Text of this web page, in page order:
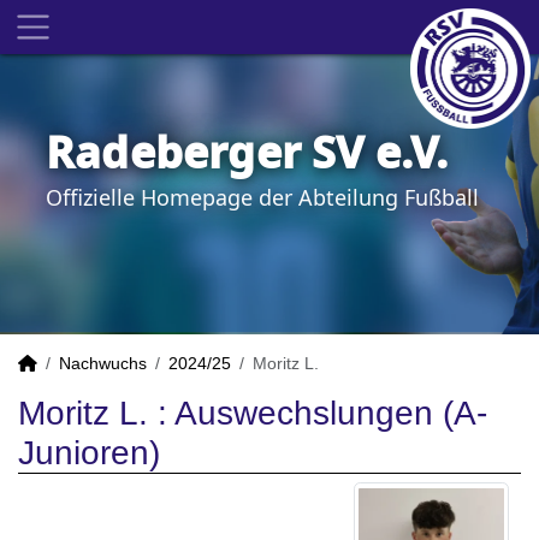
Radeberger SV e.V.
Offizielle Homepage der Abteilung Fußball
Nachwuchs 2024/25 Moritz L.
Moritz L. : Auswechslungen (A-
Junioren)